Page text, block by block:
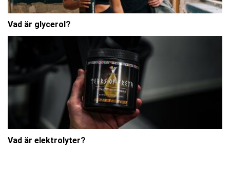
Vad är glycerol?
Vad är elektrolyter?